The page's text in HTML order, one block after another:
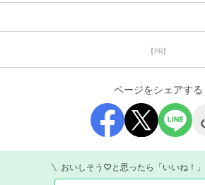
【PR】
ページをシェアする
おいしそう♡と思ったら「いいね！